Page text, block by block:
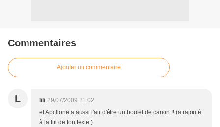
Commentaires
Ajouter un commentaire
L lili 29/07/2009 21:02
et Apollone a aussi l'air d'être un boulet de canon !! (a rajouté
à la fin de ton texte )